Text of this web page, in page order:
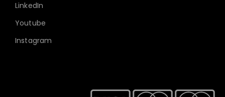
LinkedIn
Youtube
Instagram